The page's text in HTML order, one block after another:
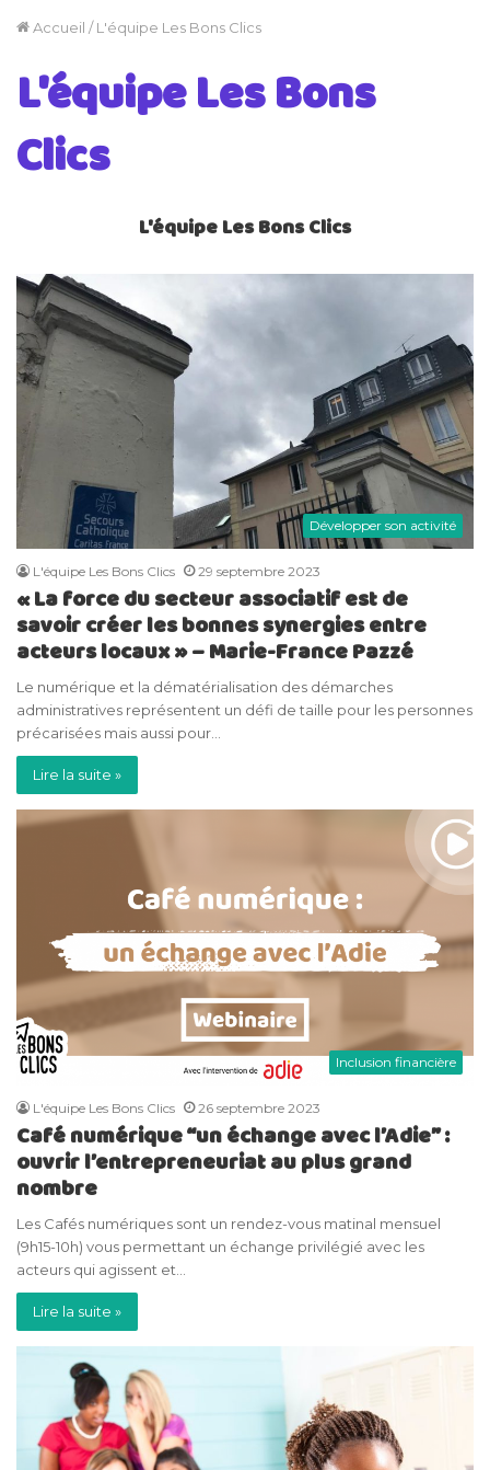
Accueil / L'équipe Les Bons Clics
L'équipe Les Bons
Clics
L'équipe Les Bons Clics
Développer son activité
L'équipe Les Bons Clics 29 septembre 2023
« La force du secteur associatif est de
savoir créer les bonnes synergies entre
acteurs locaux » – Marie-France Pazzé
Le numérique et la dématérialisation des démarches
administratives représentent un défi de taille pour les personnes
précarisées mais aussi pour…
Lire la suite »
Inclusion financière
L'équipe Les Bons Clics 26 septembre 2023
Café numérique “un échange avec l’Adie” :
ouvrir l’entrepreneuriat au plus grand
nombre
Les Cafés numériques sont un rendez-vous matinal mensuel
(9h15-10h) vous permettant un échange privilégié avec les
acteurs qui agissent et…
Lire la suite »